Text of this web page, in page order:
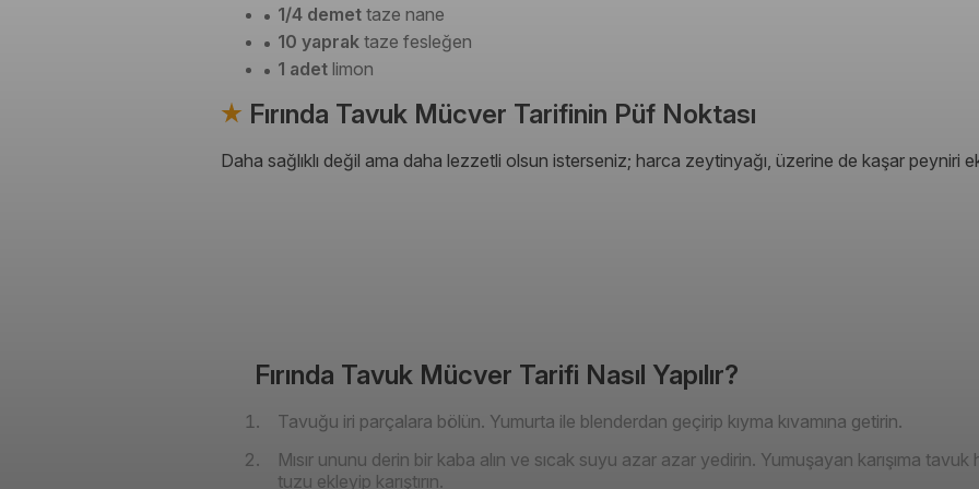
1/4 demet taze nane
10 yaprak taze fesleğen
1 adet limon
Fırında Tavuk Mücver Tarifinin Püf Noktası
Daha sağlıklı değil ama daha lezzetli olsun isterseniz; harca zeytinyağı, üzerine de kaşar peyniri
Fırında Tavuk Mücver Tarifi Nasıl Yapılır?
Tavuğu iri parçalara bölün. Yumurta ile blenderdan geçirip kıyma kıvamına getirin.
Mısır ununu derin bir kaba alın ve sıcak suyu azar azar yedirin. Yumuşayan karışıma
tuzu ekleyip karıştırın.